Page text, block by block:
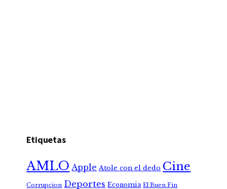
Etiquetas
AMLO Apple Atole con el dedo Cine
Corrupcion Deportes Economia El Buen Fin